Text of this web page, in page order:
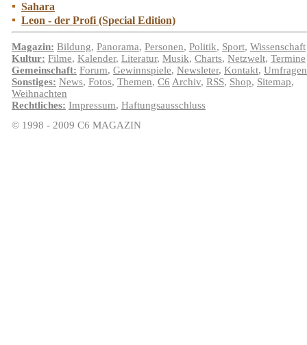
Sahara
Leon - der Profi (Special Edition)
Magazin: Bildung, Panorama, Personen, Politik, Sport, Wissenschaft
Kultur: Filme, Kalender, Literatur, Musik, Charts, Netzwelt, Termine
Gemeinschaft: Forum, Gewinnspiele, Newsleter, Kontakt, Umfragen
Sonstiges: News, Fotos, Themen, C6 Archiv, RSS, Shop, Sitemap,
Weihnachten
Rechtliches: Impressum, Haftungsausschluss
© 1998 - 2009 C6 MAGAZIN